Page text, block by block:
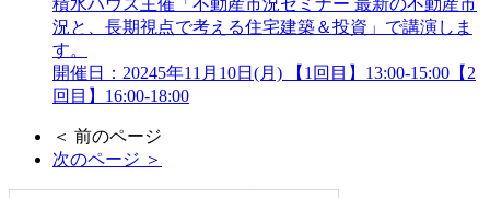
積水ハウス主催「不動産市況セミナー 最新の不動産市
況と、長期視点で考える住宅建築＆投資」で講演しま
す。
開催日：20245年11月10日(月) 【1回目】13:00-15:00【2
回目】16:00-18:00
＜ 前のページ
次のページ ＞